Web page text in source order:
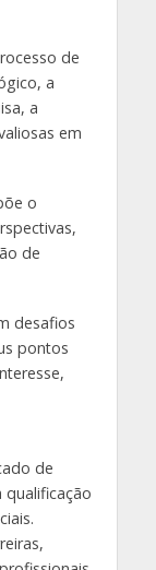
de
a
a
em
o
de
desafios
pontos
de